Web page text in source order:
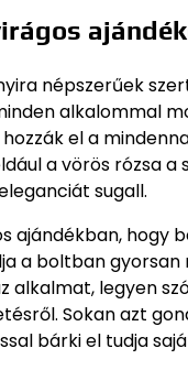
népszerűek
alkalommal
el a
a vörös rózsa
sugall.
ajándékban, hogy
a boltban
alkalmat, legyen
Sokan azt
bárki el tudja